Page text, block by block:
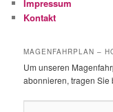
Impressum
Kontakt
MAGENFAHRPLAN –
Um unseren
abonnieren, tragen Sie